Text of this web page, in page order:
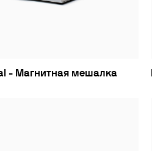
- Магнитная мешалка